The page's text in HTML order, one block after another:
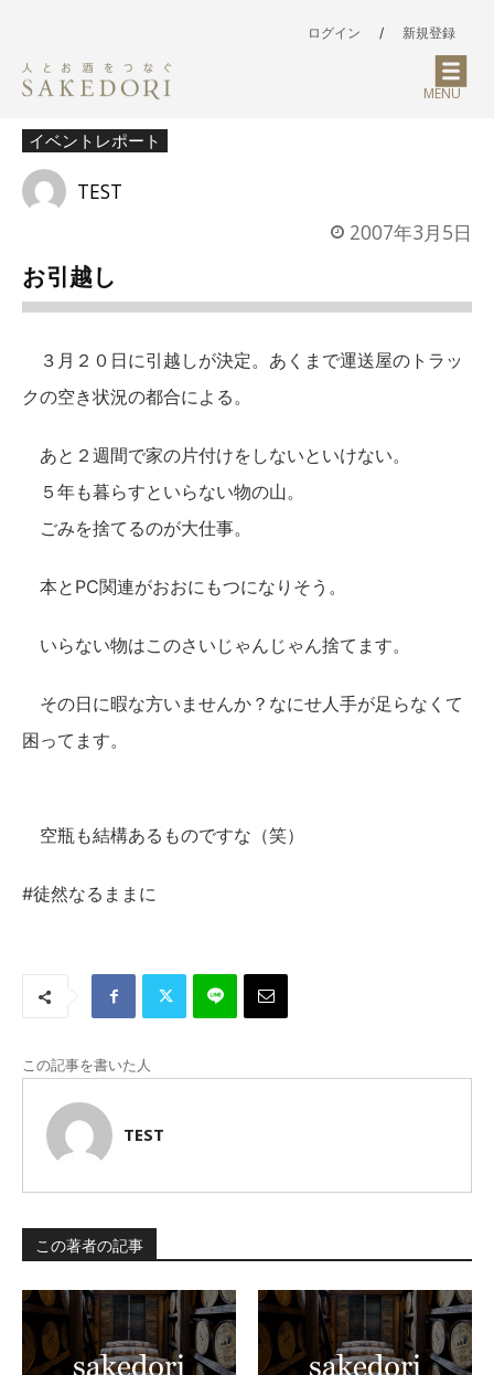
ログイン / 新規登録
MENU
イベントレポート
TEST
2007年3月5日
お引越し
３月２０日に引越しが決定。あくまで運送屋のトラッ
クの空き状況の都合による。
あと２週間で家の片付けをしないといけない。
５年も暮らすといらない物の山。
ごみを捨てるのが大仕事。
本とPC関連がおおにもつになりそう。
いらない物はこのさいじゃんじゃん捨てます。
その日に暇な方いませんか？なにせ人手が足らなくて
困ってます。
空瓶も結構あるものですな（笑）
#徒然なるままに
この記事を書いた人
TEST
この著者の記事